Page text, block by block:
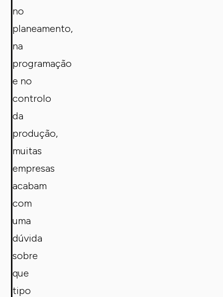
no
planeamento,
na
programação
e no
controlo
da
produção,
muitas
empresas
acabam
com
uma
dúvida
sobre
que
tipo